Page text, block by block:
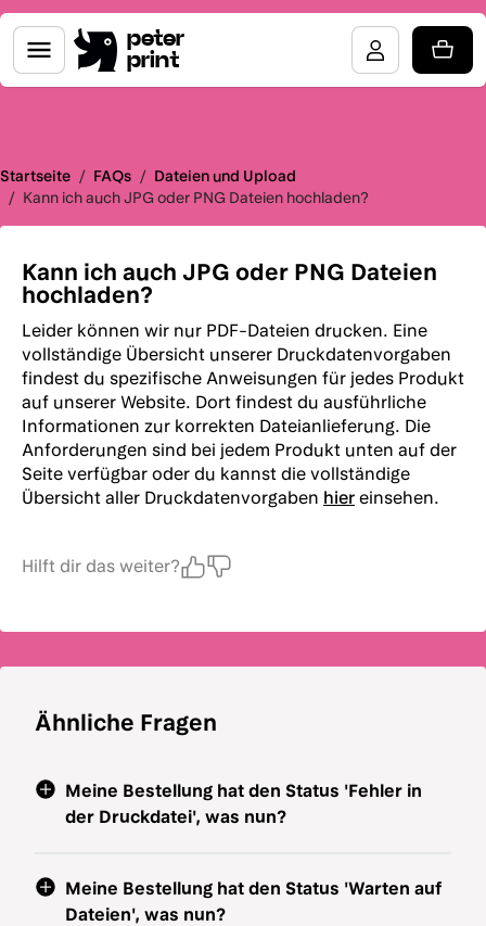
peter
print
Startseite / FAQs / Dateien und Upload
/ Kann ich auch JPG oder PNG Dateien hochladen?
Kann ich auch JPG oder PNG Dateien
hochladen?
Leider können wir nur PDF-Dateien drucken. Eine
vollständige Übersicht unserer Druckdatenvorgaben
findest du spezifische Anweisungen für jedes Produkt
auf unserer Website. Dort findest du ausführliche
Informationen zur korrekten Dateianlieferung. Die
Anforderungen sind bei jedem Produkt unten auf der
Seite verfügbar oder du kannst die vollständige
Übersicht aller Druckdatenvorgaben hier einsehen.
Hilft dir das weiter?
Ähnliche Fragen
Meine Bestellung hat den Status 'Fehler in
der Druckdatei', was nun?
Meine Bestellung hat den Status 'Warten auf
Dateien', was nun?